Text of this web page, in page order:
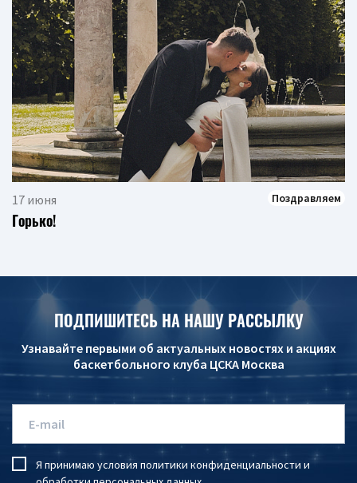
17 июня Поздравляем
Горько!
ПОДПИШИТЕСЬ НА НАШУ РАССЫЛКУ
Узнавайте первыми об актуальных новостях и акциях
баскетбольного клуба ЦСКА Москва
Я принимаю условия политики конфиденциальности и